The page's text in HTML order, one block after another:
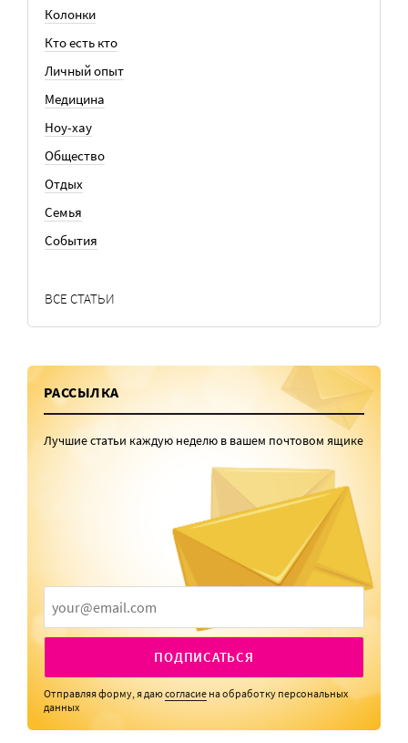
Колонки
Кто есть кто
Личный опыт
Медицина
Ноу-хау
Общество
Отдых
Семья
События
ВСЕ СТАТЬИ
РАССЫЛКА
Лучшие статьи каждую неделю в вашем почтовом ящике
ПОДПИСАТЬСЯ
Отправляя форму, я даюсогласие на обработку персональных
данных